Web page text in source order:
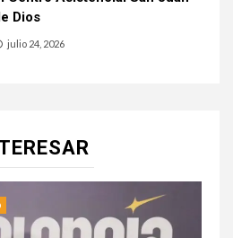
Dios
julio 24, 2026